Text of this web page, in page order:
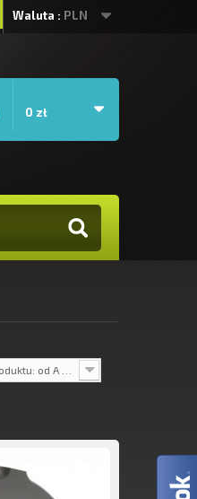
Waluta : PLN
0 zł